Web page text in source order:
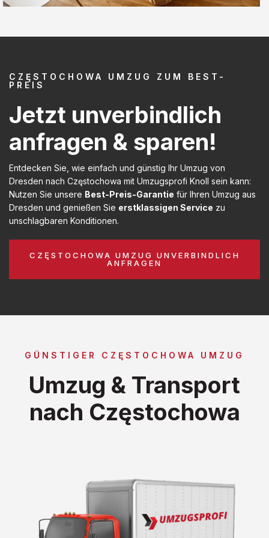
CZĘSTOCHOWA UMZUG ZUM BEST-
PREIS
Jetzt unverbindlich
anfragen & sparen!
Entdecken Sie, wie einfach und günstig Ihr Umzug von
Dresden nach Częstochowa mit Umzugsprofi Knoll sein kann:
Nutzen Sie unsere Best-Preis-Garantie für Ihren Umzug aus
Dresden und genießen Sie erstklassigen Service zu
unschlagbaren Konditionen.
CZĘSTOCHOWA UMZUG UNVERBINDLICH
ANFRAGEN
GÜNSTIGER CZĘSTOCHOWA UMZUG
Umzug & Transport
nach Częstochowa